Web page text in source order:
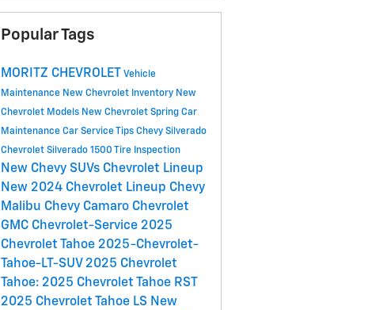
Popular Tags
MORITZ CHEVROLET
Vehicle
Maintenance New Chevrolet Inventory New
Chevrolet Models New Chevrolet Spring Car
Maintenance Car Service Tips Chevy Silverado
Chevrolet Silverado 1500 Tire Inspection
New Chevy SUVs Chevrolet Lineup
New 2024 Chevrolet Lineup Chevy
Malibu Chevy Camaro Chevrolet
GMC Chevrolet-Service 2025
Chevrolet Tahoe 2025-Chevrolet-
Tahoe-LT-SUV 2025 Chevrolet
Tahoe: 2025 Chevrolet Tahoe RST
2025 Chevrolet Tahoe LS New